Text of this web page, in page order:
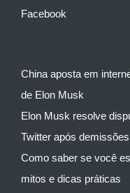
Facebook
China aposta em
de Elon Musk
Elon Musk resolve
Twitter após
Como saber se você
mitos e dicas práticas